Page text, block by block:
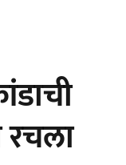
रचला